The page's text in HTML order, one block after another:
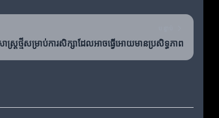
ាស្ត្រថ្មីសម្រាប់ការសិក្សាដែលអាចធ្វើអោយមានប្រសិទ្ធភាព